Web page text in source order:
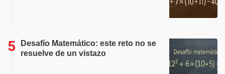
Desafío Matemático: este reto no se
resuelve de un vistazo